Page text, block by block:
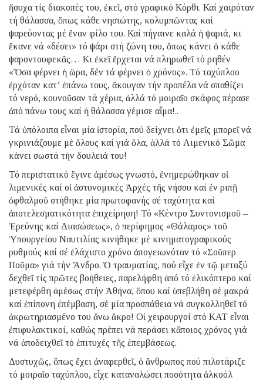
ἥσυχα τίς διακοπές του, ἐκεῖ, στό γραφικό Κόρθι. Καί χαιρόταν
τή θάλασσα, ὅπως κάθε νησιώτης, κολυμπῶντας καί
ψαρεύοντας μέ ἕναν φίλο του. Καί πήγαινε καλά ἡ ψαριά, κι
ἔκανε νά «δέσει» τό ψάρι στή ζώνη του, ὅπως κάνει ὁ κάθε
ψαροντουφεκᾶς… Κι ἐκεῖ ἔρχεται νά πληρωθεῖ τό ρηθέν
«Ὅσα φέρνει ἡ ὥρα, δέν τά φέρνει ὁ χρόνος». Τό ταχύπλοο
ἐρχόταν κατ’ ἐπάνω τους, ἄκουγαν τήν προπέλα νά σπαθίζει
τό νερό, κουνοῦσαν τά χέρια, ἀλλά τό μοιραῖο σκάφος πέρασε
ἀπό πάνω τους καί ἡ θάλασσα γέμισε αἷμα!..
Τά ὑπόλοιπα εἶναι μία ἱστορία, πού δείχνει ὅτι ἐμεῖς μπορεῖ νά
γκρινιάζουμε μέ ὅλους καί γιά ὅλα, ἀλλά τό Λιμενικό Σῶμα
κάνει σωστά τήν δουλειά του!
Τό περιστατικό ἔγινε ἀμέσως γνωστό, ἐνημερώθηκαν οἱ
λιμενικές καί οἱ ἀστυνομικές Ἀρχές τῆς νήσου καί ἐν ριπῇ
ὀφθαλμοῦ στήθηκε μία πρωτοφανής σέ ταχύτητα καί
ἀποτελεσματικότητα ἐπιχείρηση! Τό «Κέντρο Συντονισμοῦ –
Ἐρεύνης καί Διασώσεως», ὁ περίφημος «Θάλαμος» τοῦ
Ὑπουργείου Ναυτιλίας κινήθηκε μέ κινηματογραφικούς
ρυθμούς καί σέ ἐλάχιστο χρόνο ἀπογειωνόταν τό «Σοῦπερ
Ποῦμα» γιά τήν Ἄνδρο. Ὁ τραυματίας, πού εἶχε ἐν τῷ μεταξύ
δεχθεῖ τίς πρῶτες βοήθειες, παρελήφθη ἀπό τό ἑλικόπτερο καί
μετεφέρθη ἀμέσως στήν Ἀθήνα, ὅπου καί ὑπεβλήθη σέ μακρά
καί ἐπίπονη ἐπέμβαση, σέ μία προσπάθεια νά συγκολληθεῖ τό
ἀκρωτηριασμένο του ἄνω ἄκρο! Οἱ χειρουργοί στό ΚΑΤ εἶναι
ἐπιφυλακτικοί, καθώς πρέπει νά περάσει κἄποιος χρόνος γιά
νά ἀποδειχθεῖ τό ἐπιτυχές τῆς ἐπεμβάσεως.
Δυστυχῶς, ὅπως ἔχει ἀναφερθεῖ, ὁ ἄνθρωπος πού πιλοτάριζε
τό μοιραῖο ταχύπλοο, εἶχε καταναλώσει ποσότητα ἀλκοόλ